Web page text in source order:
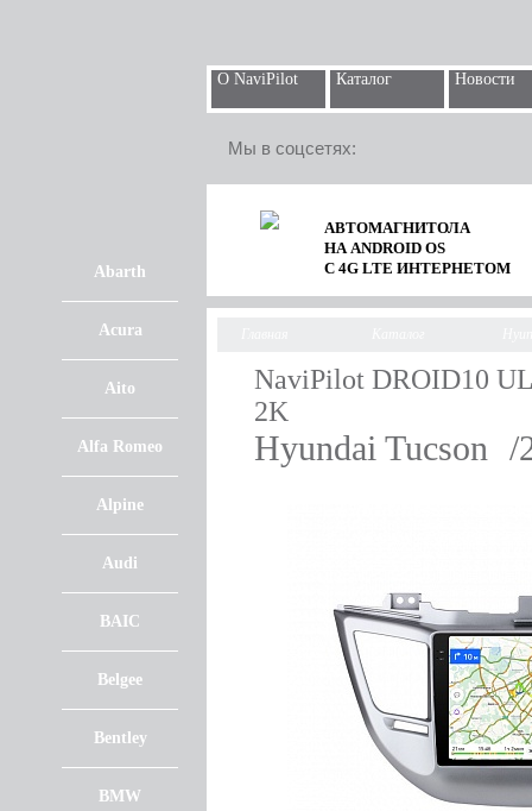
О NaviPilot Каталог Новости
Мы в соцсетях:
Abarth
Acura
Aito
Alfa Romeo
Alpine
Audi
BAIC
Belgee
Bentley
BMW
АВТОМАГНИТОЛА
НА ANDROID OS
С 4G LTE ИНТЕРНЕТОМ
NaviPilot DROID10
2K
Hyundai Tucson /